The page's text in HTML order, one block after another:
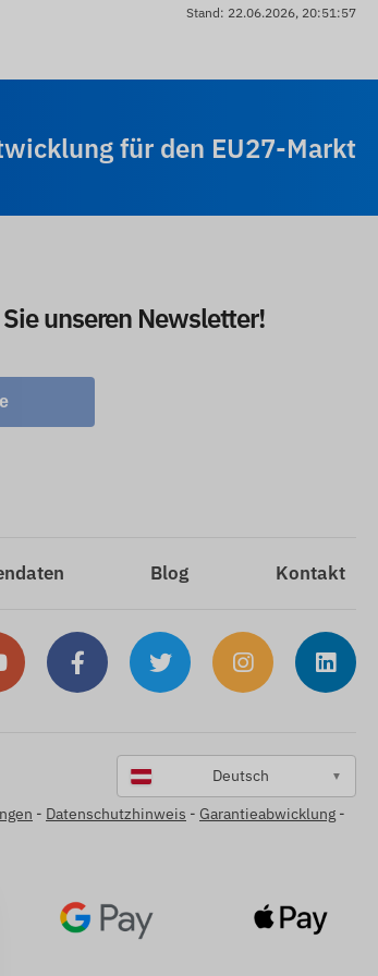
Stand: 22.06.2026, 20:51:57
für den EU27-Markt
unseren Newsletter!
Blog Kontakt
Deutsch ▼
- Datenschutzhinweis - Garantieabwicklung -